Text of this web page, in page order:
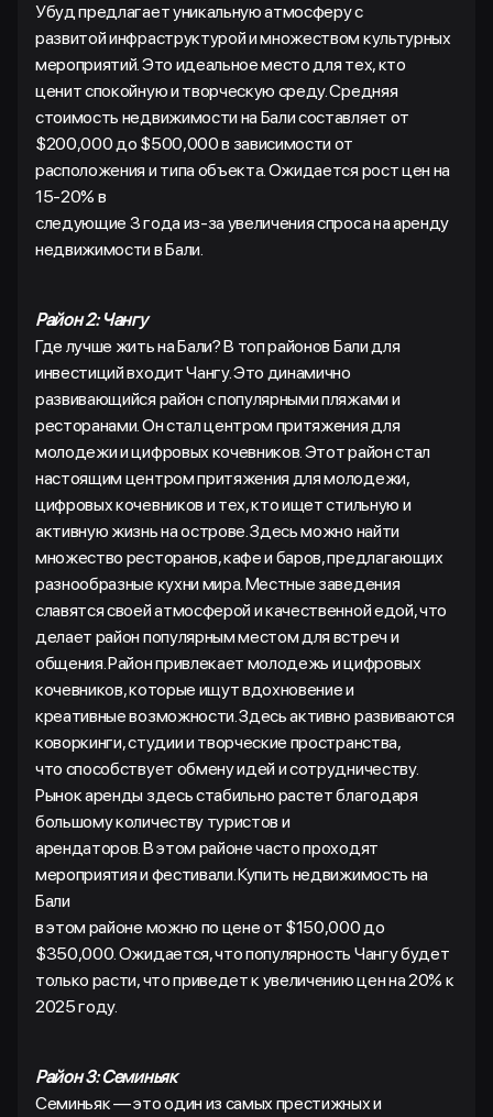
Убуд предлагает уникальную атмосферу с
развитой инфраструктурой и множеством культурных
мероприятий. Это идеальное место для тех, кто
ценит спокойную и творческую среду. Средняя
стоимость недвижимости на Бали составляет от
$200,000 до $500,000 в зависимости от
расположения и типа объекта. Ожидается рост цен на
15-20% в
следующие 3 года из-за увеличения спроса на аренду
недвижимости в Бали.
Район 2: Чангу
Где лучше жить на Бали? В топ районов Бали для
инвестиций входит Чангу. Это динамично
развивающийся район с популярными пляжами и
ресторанами. Он стал центром притяжения для
молодежи и цифровых кочевников. Этот район стал
настоящим центром притяжения для молодежи,
цифровых кочевников и тех, кто ищет стильную и
активную жизнь на острове. Здесь можно найти
множество ресторанов, кафе и баров, предлагающих
разнообразные кухни мира. Местные заведения
славятся своей атмосферой и качественной едой, что
делает район популярным местом для встреч и
общения. Район привлекает молодежь и цифровых
кочевников, которые ищут вдохновение и
креативные возможности. Здесь активно развиваются
коворкинги, студии и творческие пространства,
что способствует обмену идей и сотрудничеству.
Рынок аренды здесь стабильно растет благодаря
большому количеству туристов и
арендаторов. В этом районе часто проходят
мероприятия и фестивали. Купить недвижимость на
Бали
в этом районе можно по цене от $150,000 до
$350,000. Ожидается, что популярность Чангу будет
только расти, что приведет к увеличению цен на 20% к
2025 году.
Район 3: Семиньяк
Семиньяк — это один из самых престижных и